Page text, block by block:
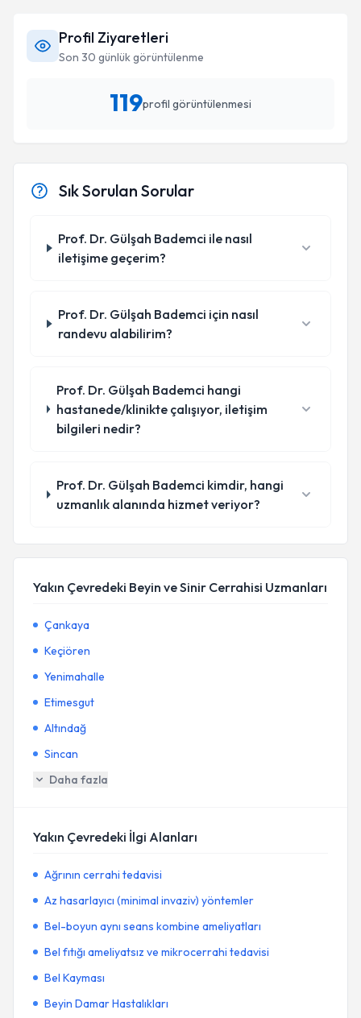
Profil Ziyaretleri
Son 30 günlük görüntülenme
119profil görüntülenmesi
Sık Sorulan Sorular
Prof. Dr. Gülşah Bademci ile nasıl
iletişime geçerim?
Prof. Dr. Gülşah Bademci için nasıl
randevu alabilirim?
Prof. Dr. Gülşah Bademci hangi
hastanede/klinikte çalışıyor, iletişim
bilgileri nedir?
Prof. Dr. Gülşah Bademci kimdir, hangi
uzmanlık alanında hizmet veriyor?
Yakın Çevredeki Beyin ve Sinir Cerrahisi Uzmanları
Çankaya
Keçiören
Yenimahalle
Etimesgut
Altındağ
Sincan
Daha fazla
Yakın Çevredeki İlgi Alanları
Ağrının cerrahi tedavisi
Az hasarlayıcı (minimal invaziv) yöntemler
Bel-boyun aynı seans kombine ameliyatları
Bel fıtığı ameliyatsız ve mikrocerrahi tedavisi
Bel Kayması
Beyin Damar Hastalıkları